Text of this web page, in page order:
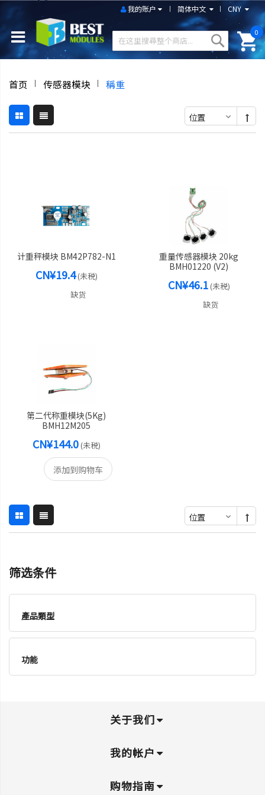
CNY
简体中文
我的账户
0
首页 传感器模块 稱重
计重秤模块 BM42P782-N1
CN¥19.4(未税)
缺货
重量传感器模块 20kg
BMH01220 (V2)
CN¥46.1(未税)
缺货
第二代称重模块(5Kg)
BMH12M205
CN¥144.0(未税)
添加到购物车
筛选条件
產品類型
功能
关于我们
我的帐户
购物指南